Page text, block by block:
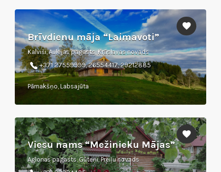
Brīvdienu māja “Laimavoti”
Kalviši, Aulejas pagasts, Krāslavas novads
+371 27559999, 26554417, 29212885
Pārnakšņo, Labsajūta
Viesu nams “Mežinieku Mājas”
Aglonas pagasts, Gūteņi, Preiļu novads